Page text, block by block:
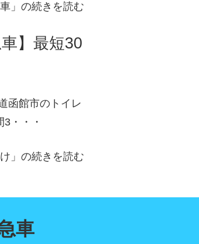
」の続きを読む
】最短30
函館市のトイレ
・・・
」の続きを読む
車